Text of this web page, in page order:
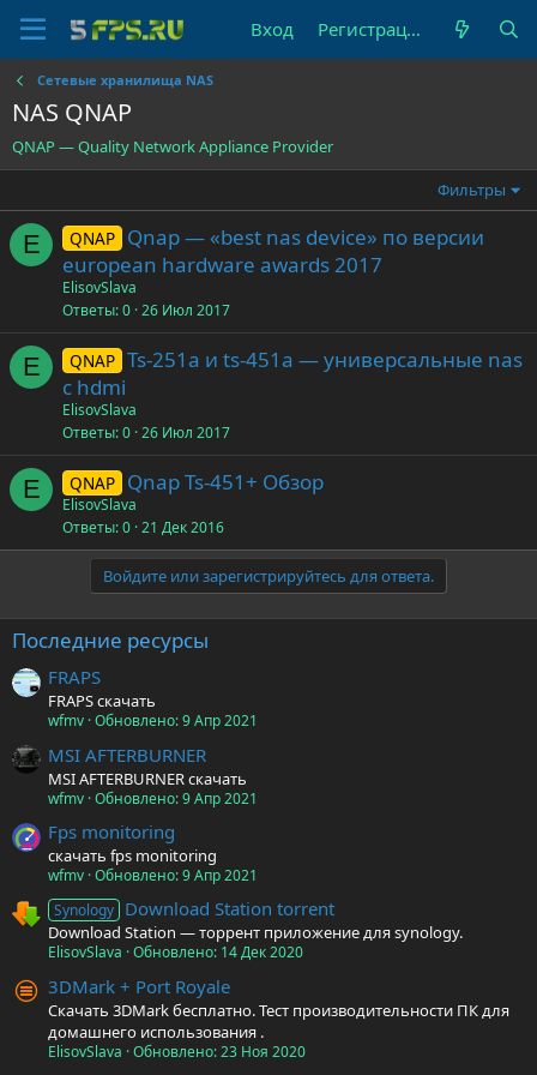
Вход Регистрация
Сетевые хранилища NAS
NAS QNAP
QNAP — Quality Network Appliance Provider
Фильтры
E QNAP Qnap — «best nas device» по версии
european hardware awards 2017
ElisovSlava
Ответы 0 26 Июл 2017
E QNAP Ts-251a и ts-451a — универсальные nas
с hdmi
ElisovSlava
Ответы 0 26 Июл 2017
E QNAP Qnap Ts-451+ Обзор
ElisovSlava
Ответы 0 21 Дек 2016
Войдите или зарегистрируйтесь для ответа.
Последние ресурсы
FRAPS
FRAPS скачать
wfmv Обновлено:9 Апр 2021
MSI AFTERBURNER
MSI AFTERBURNER скачать
wfmv Обновлено:9 Апр 2021
Fps monitoring
скачать fps monitoring
wfmv Обновлено:9 Апр 2021
Synology Download Station torrent
Download Station — торрент приложение для synology.
ElisovSlava Обновлено: 14 Дек 2020
3DMark + Port Royale
Скачать 3DMark бесплатно. Тест производительности ПК для
домашнего использования .
ElisovSlava Обновлено:23 Ноя 2020